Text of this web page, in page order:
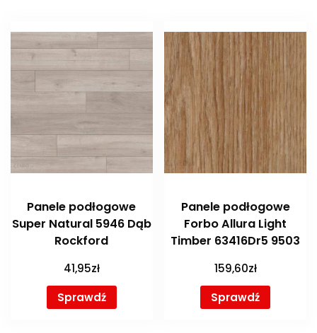
Panele podłogowe
Super Natural 5946 Dąb
Rockford
41,95zł
Sprawdź
Panele podłogowe
Forbo Allura Light
Timber 63416Dr5 9503
159,60zł
Sprawdź